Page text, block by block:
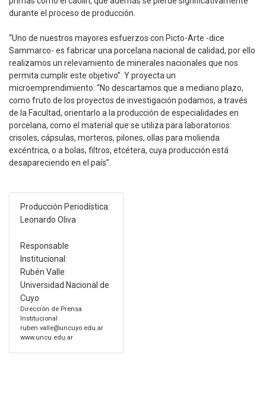
durante el proceso de producción.
“Uno de nuestros mayores esfuerzos con Picto-Arte -dice
Sammarco- es fabricar una porcelana nacional de calidad, por ello
realizamos un relevamiento de minerales nacionales que nos
permita cumplir este objetivo”. Y proyecta un
microemprendimiento: “No descartamos que a mediano plazo,
como fruto de los proyectos de investigación podamos, a través
de la Facultad, orientarlo a la producción de especialidades en
porcelana, como el material que se utiliza para laboratorios:
crisoles, cápsulas, morteros, pilones, ollas para molienda
excéntrica, o a bolas, filtros, etcétera, cuya producción está
desapareciendo en el país”.
Producción Periodística:
Leonardo Oliva
Responsable
Institucional:
Rubén Valle
Universidad Nacional de
Cuyo
Dirección de Prensa
Institucional
ruben.valle@uncuyo.edu.ar
www.uncu.edu.ar